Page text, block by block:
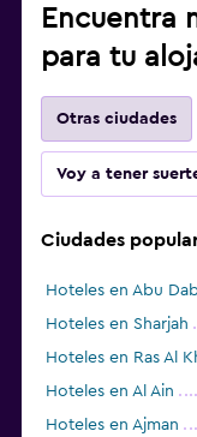
Encuentra
para tu
Otras ciudades
Voy a tener
Ciudades
Hoteles en Abu
Hoteles en Sharjah
Hoteles en Ras Al
Hoteles en Al Ain
Hoteles en Ajman